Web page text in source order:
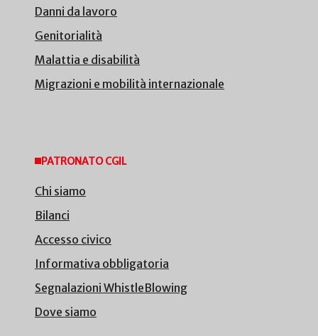
Danni da lavoro
Genitorialità
Malattia e disabilità
Migrazioni e mobilità internazionale
PATRONATO CGIL
Chi siamo
Bilanci
Accesso civico
Informativa obbligatoria
Segnalazioni WhistleBlowing
Dove siamo